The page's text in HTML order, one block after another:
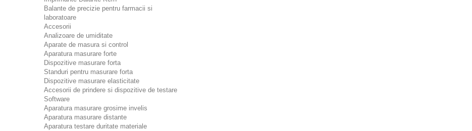
Balante de precizie pentru farmacii si
laboratoare
Accesorii
Analizoare de umiditate
Aparate de masura si control
Aparatura masurare forte
Dispozitive masurare forta
Standuri pentru masurare forta
Dispozitive masurare elasticitate
Accesorii de prindere si dispozitive de testare
Software
Aparatura masurare grosime invelis
Aparatura masurare distante
Aparatura testare duritate materiale